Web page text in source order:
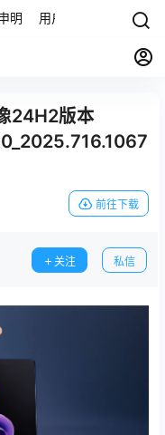
明 用户协议 联系我们
24H2版本
前往下载
关注 私信